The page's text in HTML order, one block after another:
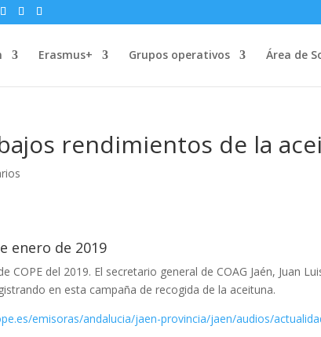
Erasmus+ Grupos operativos Área de
rendimientos de la
enero de 2019
del 2019. El secretario general de COAG Jaén, Juan
en esta campaña de recogida de la aceituna.
emisoras/andalucia/jaen-provincia/jaen/audios/